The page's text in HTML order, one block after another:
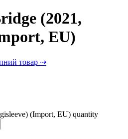
(2021,
EU)
товар ⇢
(Import, EU) quantity